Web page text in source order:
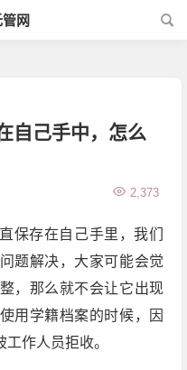
网
自己手中，怎么
2,373
保存在自己手里，我们
题解决，大家可能会觉
，那么就不会让它出现
用学籍档案的时候，因
作人员拒收。